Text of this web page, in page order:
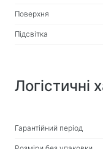
Автотримачі
Рюкзаки для
Засоби
Поверхня
Підсвітка
Логістичні
Гарантійний період